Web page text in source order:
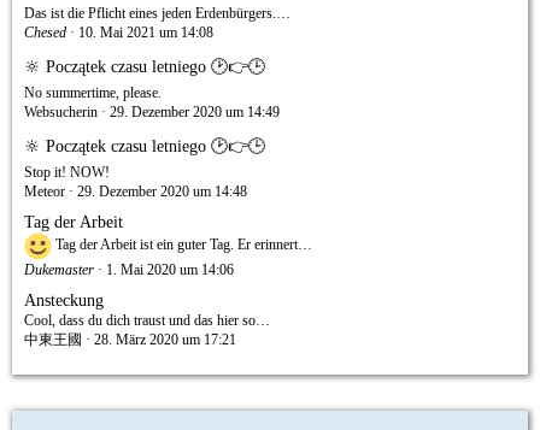
Das ist die Pflicht eines jeden Erdenbürgers.…
Chesed
10. Mai 2021 um 14:08
🔆 Początek czasu letniego 🕑👉🕒
No summertime, please.
Websucherin
29. Dezember 2020 um 14:49
🔆 Początek czasu letniego 🕑👉🕒
Stop it! NOW!
Meteor
29. Dezember 2020 um 14:48
Tag der Arbeit
Tag der Arbeit ist ein guter Tag. Er erinnert…
Dukemaster
1. Mai 2020 um 14:06
Ansteckung
Cool, dass du dich traust und das hier so…
中東王國
28. März 2020 um 17:21